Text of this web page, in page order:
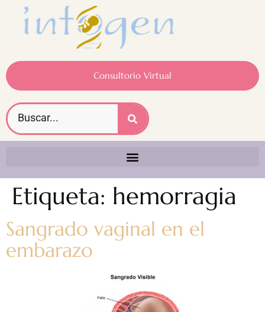
Consultorio Virtual
Etiqueta: hemorragia
Sangrado vaginal en el
embarazo